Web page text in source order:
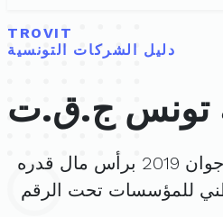
TROVIT
دليل الشركات التونسية
تونس ج.ق.ت
للمؤسسات تحت الرقم